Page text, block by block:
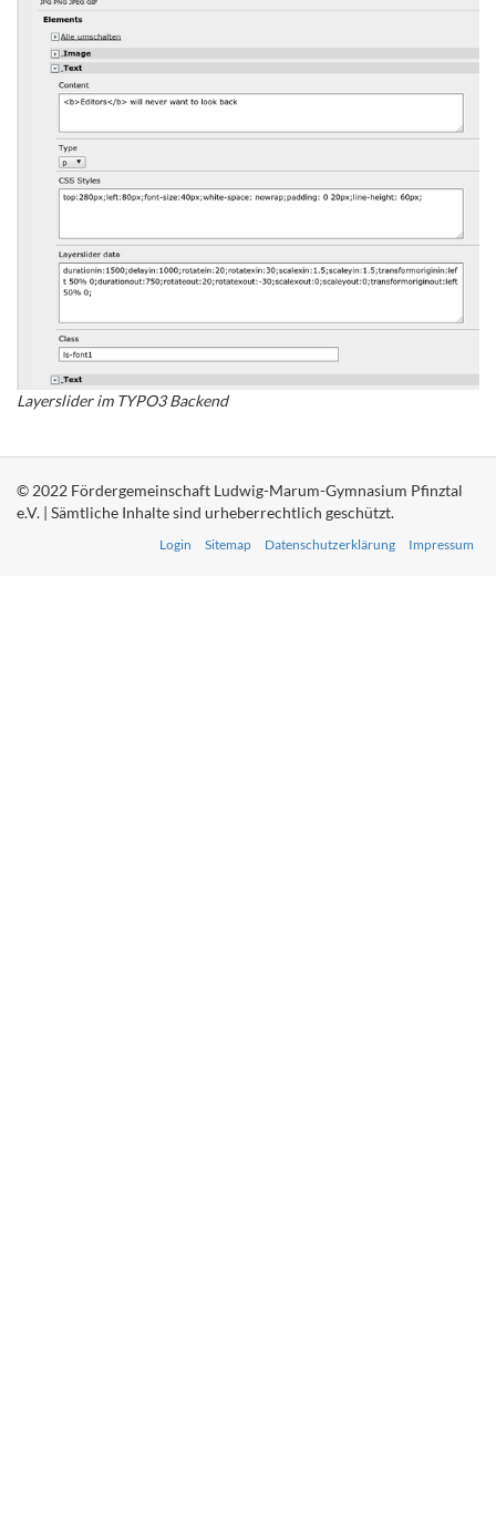
Layerslider im TYPO3 Backend
© 2022 Fördergemeinschaft Ludwig-Marum-Gymnasium Pfinztal
e.V. | Sämtliche Inhalte sind urheberrechtlich geschützt.
Login Sitemap Datenschutzerklärung Impressum